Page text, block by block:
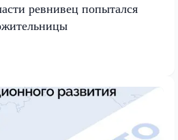
ревнивец попытался